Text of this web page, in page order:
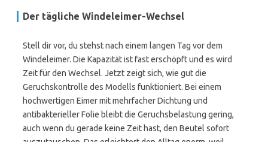
Der tägliche Windeleimer-Wechsel
Stell dir vor, du stehst nach einem langen Tag vor dem
Windeleimer. Die Kapazität ist fast erschöpft und es wird
Zeit für den Wechsel. Jetzt zeigt sich, wie gut die
Geruchskontrolle des Modells funktioniert. Bei einem
hochwertigen Eimer mit mehrfacher Dichtung und
antibakterieller Folie bleibt die Geruchsbelastung gering,
auch wenn du gerade keine Zeit hast, den Beutel sofort